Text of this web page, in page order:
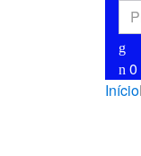
0
Início